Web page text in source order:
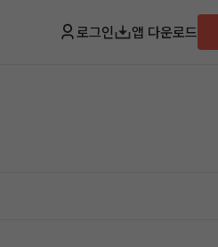
로그인 앱 다운로드